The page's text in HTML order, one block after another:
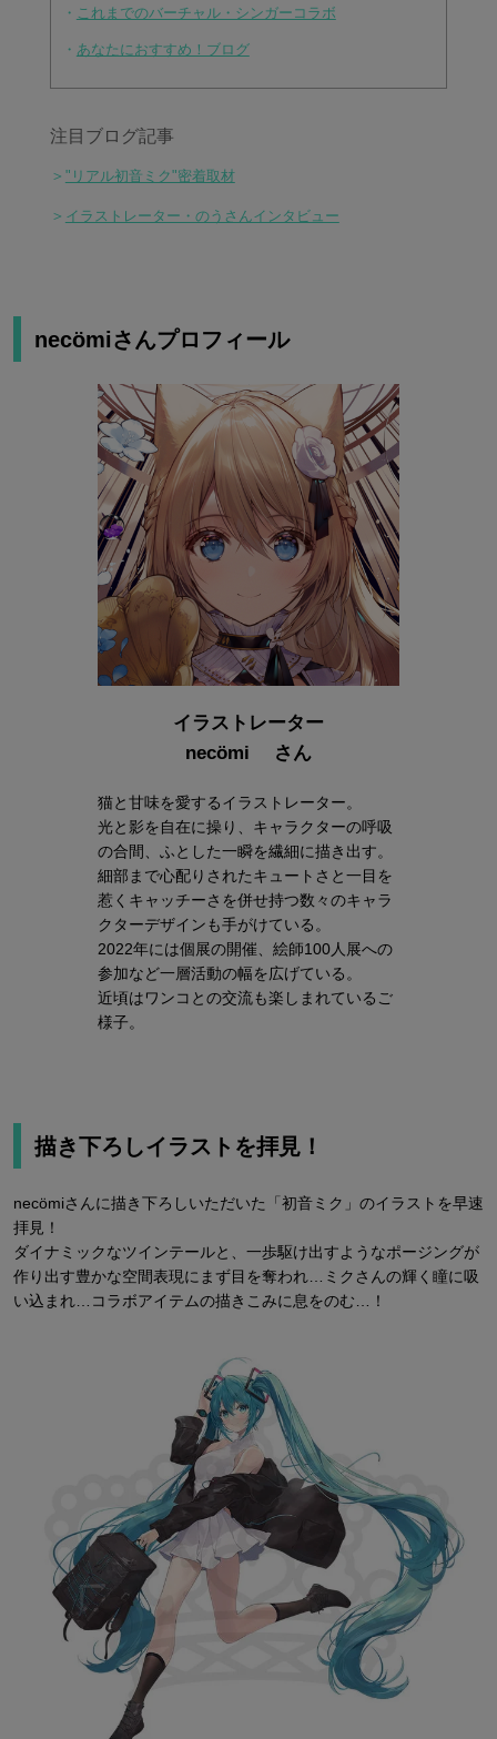
・ これまでのバーチャル・シンガーコラボ
・ あなたにおすすめ！ブログ
注目ブログ記事
＞ "リアル初音ミク"密着取材
＞ イラストレーター・のうさんインタビュー
necömiさんプロフィール
イラストレーター
necömi さん
猫と甘味を愛するイラストレーター。
光と影を自在に操り、キャラクターの呼吸
の合間、ふとした一瞬を繊細に描き出す。
細部まで心配りされたキュートさと一目を
惹くキャッチーさを併せ持つ数々のキャラ
クターデザインも手がけている。
2022年には個展の開催、絵師100人展への
参加など一層活動の幅を広げている。
近頃はワンコとの交流も楽しまれているご
様子。
描き下ろしイラストを拝見！
necömiさんに描き下ろしいただいた「初音ミク」のイラストを早速
拝見！
ダイナミックなツインテールと、一歩駆け出すようなポージングが
作り出す豊かな空間表現にまず目を奪われ…ミクさんの輝く瞳に吸
い込まれ…コラボアイテムの描きこみに息をのむ…！